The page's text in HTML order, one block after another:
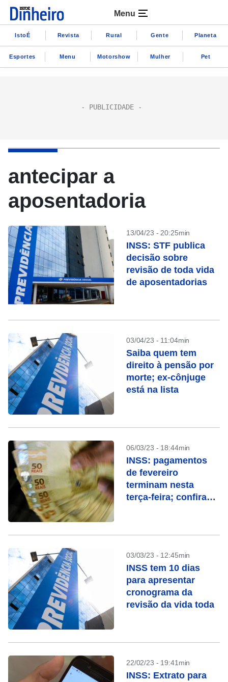
Menu
IstoÉ Revista Rural Gente Planeta
Esportes Menu Motorshow Mulher Pet
antecipar a
aposentadoria
13/04/23 - 20:25min
INSS: STF publica
decisão sobre
revisão de toda vida
de aposentadorias
03/04/23 - 11:04min
Saiba quem tem
direito à pensão por
morte; ex-cônjuge
está na lista
06/03/23 - 18:44min
INSS: pagamentos
de fevereiro
terminam nesta
terça-feira; confira
03/03/23 - 12:45min
INSS tem 10 dias
para apresentar
cronograma da
revisão da vida toda
22/02/23 - 19:41min
INSS: Extrato para